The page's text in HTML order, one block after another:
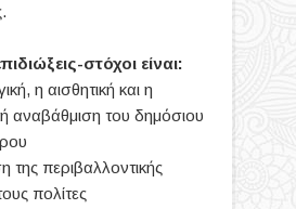
στόχοι είναι:
η αισθητική και η
αναβάθμιση του δημόσιου
περιβαλλοντικής
πολίτες